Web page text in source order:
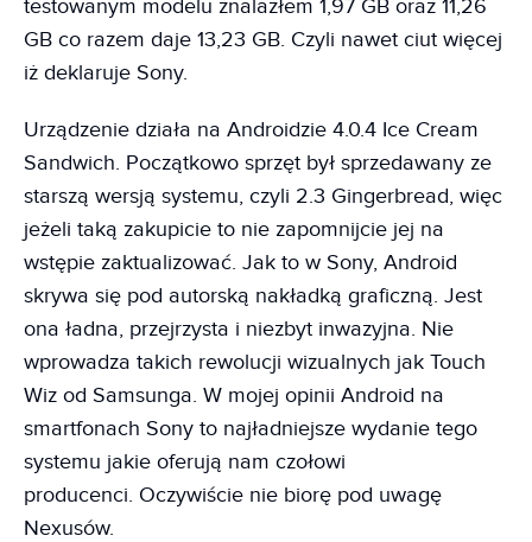
testowanym modelu znalazłem 1,97 GB oraz 11,26
GB co razem daje 13,23 GB. Czyli nawet ciut więcej
iż deklaruje Sony.
Urządzenie działa na Androidzie 4.0.4 Ice Cream
Sandwich. Początkowo sprzęt był sprzedawany ze
starszą wersją systemu, czyli 2.3 Gingerbread, więc
jeżeli taką zakupicie to nie zapomnijcie jej na
wstępie zaktualizować. Jak to w Sony, Android
skrywa się pod autorską nakładką graficzną. Jest
ona ładna, przejrzysta i niezbyt inwazyjna. Nie
wprowadza takich rewolucji wizualnych jak Touch
Wiz od Samsunga. W mojej opinii Android na
smartfonach Sony to najładniejsze wydanie tego
systemu jakie oferują nam czołowi
producenci. Oczywiście nie biorę pod uwagę
Nexusów.